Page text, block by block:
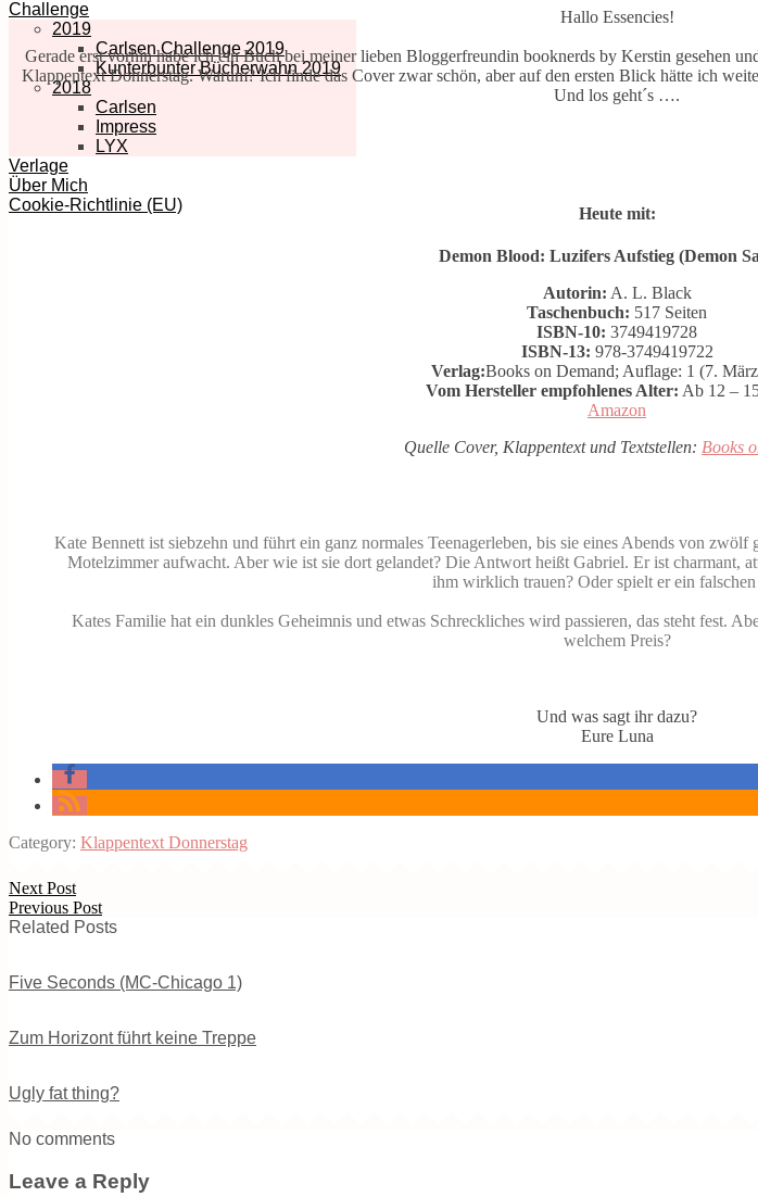
Challenge
2019
Carlsen Challenge 2019
Kunterbunter Bücherwahn 2019
2018
Carlsen
Impress
LYX
Verlage
Über Mich
Cookie-Richtlinie (EU)
Hallo Essencies!
Gerade erst vorhin habe ich ein Buch bei meiner lieben Bloggerfreundin booknerds by Kerstin gesehen
Klappentext Donnerstag. Warum? Ich finde das Cover zwar schön, aber auf den ersten Blick hätte ich
Und los geht´s ….
Heute mit:
Demon Blood: Luzifers Aufstieg (Demon
Autorin: A. L. Black
Taschenbuch: 517 Seiten
ISBN-10: 3749419728
ISBN-13: 978-3749419722
Verlag:Books on Demand; Auflage: 1 (7.
Vom Hersteller empfohlenes Alter: Ab 12 –
Amazon
Quelle Cover, Klappentext und Textstellen: Books
Kate Bennett ist siebzehn und führt ein ganz normales Teenagerleben, bis sie eines Abends von
Motelzimmer aufwacht. Aber wie ist sie dort gelandet? Die Antwort heißt Gabriel. Er ist charmant,
ihm wirklich trauen? Oder spielt er ein
Kates Familie hat ein dunkles Geheimnis und etwas Schreckliches wird passieren, das steht fest.
welchem Preis?
Und was sagt ihr dazu?
Eure Luna
Category: Klappentext Donnerstag
Next Post
Previous Post
Related Posts
Five Seconds (MC-Chicago 1)
Zum Horizont führt keine Treppe
Ugly fat thing?
No comments
Leave a Reply